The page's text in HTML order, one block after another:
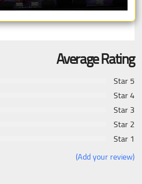
Average Rating
5 Star
4 Star
3 Star
2 Star
1 Star
(Add your review)